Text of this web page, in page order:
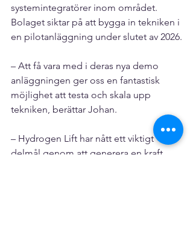
systemintegratörer inom området.
Bolaget siktar på att bygga in tekniken i
en pilotanläggning under slutet av 2026.
– Att få vara med i deras nya demo
anläggningen ger oss en fantastisk
möjlighet att testa och skala upp
tekniken, berättar Johan.
– Hydrogen Lift har nått ett viktigt
delmål genom att generera en kraft